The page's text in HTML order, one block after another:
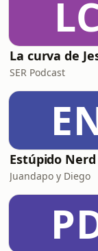
La curva de
SER Podcast
Estúpido Nerd
Juandapo y Diego